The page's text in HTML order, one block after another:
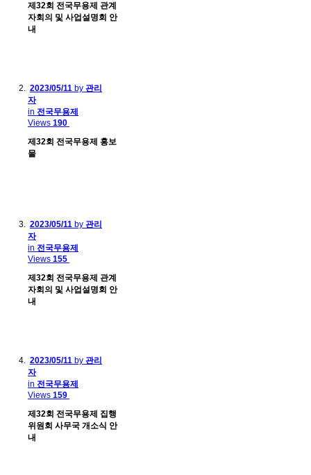
제32회 전국무용제 관계
자회의 및 사업설명회 안
내
2023/05/11 by 관리
자
in 전국무용제
Views 190
제32회 전국무용제 홍보
물
2023/05/11 by 관리
자
in 전국무용제
Views 155
제32회 전국무용제 관계
자회의 및 사업설명회 안
내
2023/05/11 by 관리
자
in 전국무용제
Views 159
제32회 전국무용제 집행
위원회 사무국 개소식 안
내